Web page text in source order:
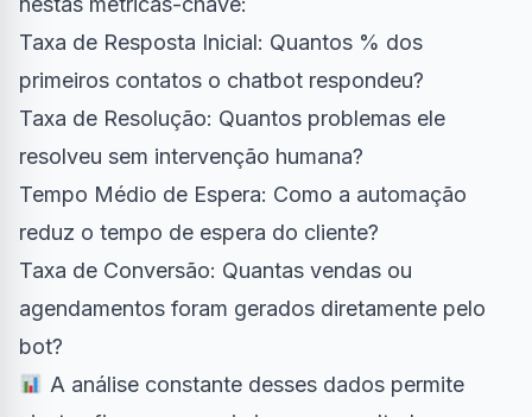
Taxa de Resposta Inicial: Quantos % dos
primeiros contatos o chatbot respondeu?
Taxa de Resolução: Quantos problemas ele
resolveu sem intervenção humana?
Tempo Médio de Espera: Como a automação
reduz o tempo de espera do cliente?
Taxa de Conversão: Quantas vendas ou
agendamentos foram gerados diretamente pelo
bot?
A análise constante desses dados permite